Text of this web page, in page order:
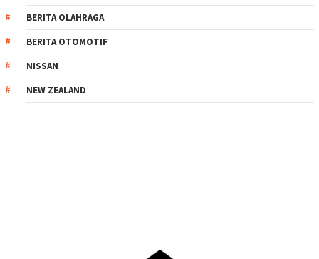
BERITA OLAHRAGA
BERITA OTOMOTIF
NISSAN
NEW ZEALAND